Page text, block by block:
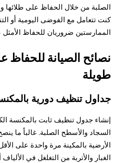
الصلبة من خلال الحفاظ على طلائها
كنت تتعامل مع الفوضى اليومية أو
الممارستين ضروريان للحفاظ
نصائح الصيانة للحفاظ
طويلة
جداول تنظيف دورية
إنشاء جدول تنظيف ثابت بالمكنسة
السجاد والأسطح الصلبة. غالباً ما
الأرضية بالمكينة مرة واحدة على
الغبار والأتربة من التغلغل في